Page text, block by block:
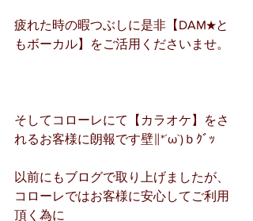
疲れた時の暇つぶしに是非【DAM★と
もボーカル】をご活用くださいませ。
そしてコローレにて【カラオケ】をさ
れるお客様に朗報です壁∥*´ω`)ｂｸﾞｯ
以前にもブログで取り上げましたが、
コローレではお客様に安心してご利用
頂く為に